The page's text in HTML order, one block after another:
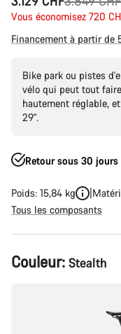
d’origine
Vous économisez 720
Financement à partir de
Bike park ou pistes
vélo qui peut tout
hautement réglable,
29".
Retour sous 30 jours
Poids: 15,84 kg
Tous les composants
Configuration
du
Couleur: Stealth